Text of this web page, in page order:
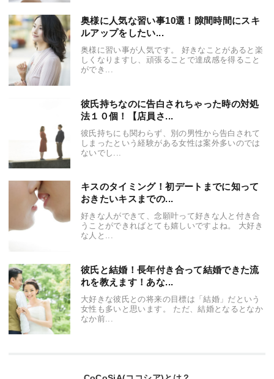
奥様に人気な習い事10選！隙間時間にスキ
ルアップをしたい...
奥様に習い事が人気です。 好きなことがあると楽
しくなりますし、頑張ることで達成感を得ること
ができ...
彼氏持ちなのに告白されちゃった時の対処
法１０個！【店員さ...
彼氏持ちにも関わらず、別の男性から告白されて
しまったという経験がある女性は案外多いのでは
ないでし...
キスのタイミング！初デートまでに知って
おきたいキスまでの...
好きな人ができて、念願叶って好きな人と付き合
うことができればとても嬉しいですよね。 大好き
な人と...
彼氏と結婚！長年付き合って結婚できた流
れを教えます！あな...
大好きな彼氏との将来の目標は「結婚」だという
女性も多いと思います。 ただ、結婚となるとなか
なか前...